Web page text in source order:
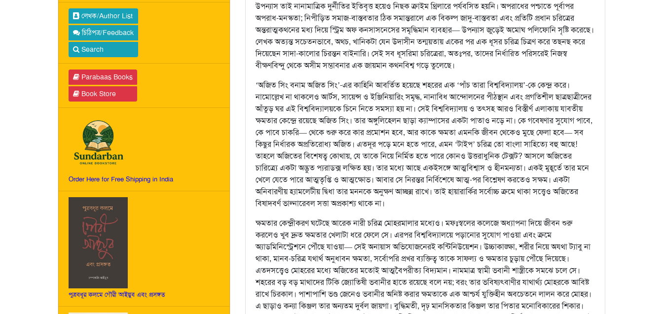
লেখক/Author List
চিঠিপত্র/Feedback
Search
Parabaas Books
Book Store
Order Here for Free Shipping in India
পুত্রবধূর কলমে গৌরী আইয়ুব এবং প্রসঙ্গত
উপন্যাস তাই নানামাত্রিক দুর্নীতির ইতিবৃত্ত হয়েও নিছক ক্রাইম থ্রিলারে পর্যবসিত হয়নি। অপরাধের পশ্চাতে পূর্বাপর
অপরাধ-মনস্কতা; নিপীড়িত সমাজ-বাস্তবতার ঠিক সমান্তরালে এক বিকল্প জাদু-বাস্তবতা এবং প্রতিটি প্রধান চরিত্রের
অন্তরাত্মকথনের মধ্য দিয়ে স্ট্রিম অফ কনসাসনেসের সমৃদ্ধিমান ব্যবহার— উপন্যাস জুড়েই অমোঘ পলিফোনি সৃষ্টি করেছে।
লেখক অত্যন্ত সচেতনভাবে, অথচ, খানিকটা যেন উদাসীন তন্ময়তায় একের পর এক ধূসর চরিত্র চিত্রণ করে তছনছ করে
দিয়েছেন সাদা-কালোর চিরন্তন বাইনারি। সেই সব ধূসরিমা চরিত্রেরা, অতঃপর, তাদের নির্ধারিত পরিসরেই নিজস্ব
বীক্ষণবিন্দু থেকে অসীম সম্ভাবনার এক জায়মান কথনবিশ্ব গড়ে তুলেছে।
‘অজিত সিং বনাম অজিত সিং’-এর কাহিনি আবর্তিত হয়েছে শহরের এক ‘পাঁচ তারা বিশ্ববিদ্যালয়’-কে কেন্দ্র করে।
নামোল্লেখ না থাকলেও আর্টস, সায়েন্স ও ইঞ্জিনিয়ারিং সমৃদ্ধ, নানাবিধ আন্দোলনের পীঠস্থান এবং প্রগতিশীল ছাত্রছাত্রীদের
আঁতুড় ঘর এই বিশ্ববিদ্যালয়কে চিনে নিতে সমস্যা হয় না। সেই বিশ্ববিদ্যালয় ও তৎসহ আরও বিস্তীর্ণ এলাকায় যাবতীয়
ক্ষমতার কেন্দ্রে রয়েছে অজিত সিং। তার অঙ্গুলিহেলন ছাড়া ক্যাম্পাসের একটা পাতাও নড়ে না। কে গবেষণার সুযোগ পাবে,
কে পাবে চাকরি— থেকে শুরু করে কার প্রমোশন হবে, আর কাকে ক্ষমতা এমনকি জীবন থেকেও মুছে ফেলা হবে— সব
কিছুর নির্ধারক অপ্রতিরোধ্য অজিত। এতদূর পড়ে মনে হতে পারে, এমন ‘টাইপ’ চরিত্র তো বাংলা সাহিত্যে বহু আছে!
তাহলে অজিতের বিশেষত্ব কোথায়, যে তাকে নিয়ে নির্মিত হতে পারে কোনও উত্তরাধুনিক টেক্সট? আসলে অজিতের
চারিত্র্যে একটা অদ্ভুত প্যরাডক্স লক্ষিত হয়। তার মধ্যে আছে একইসঙ্গে আত্মবিশ্বাস ও হীনমন্যতা। একই মুহূর্তে তার মনে
খেলে যেতে পারে আত্মতৃপ্তি ও আত্মক্ষোভ। আবার সে নিরন্তর নির্বিশেষে আত্ম-পর বিশ্লেষণ করতেও সক্ষম। একটা
অনিবারণীয় হ্যামলেটীয় দ্বিধা তার মননকে অনুক্ষণ আচ্ছন্ন রাখে। তাই হায়ারার্কির সর্বোচ্চ ক্রমে থাকা সত্ত্বেও অজিতের
বিষাদবর্ণ ভাল্নারেবল সত্তা অপ্রকাশ্য থাকে না।
ক্ষমতার কেন্দ্রীকরণ ঘটেছে আরেক নারী চরিত্র মোহরমালার মধ্যেও। মফঃস্বলের কলেজে অধ্যাপনা দিয়ে জীবন শুরু
করলেও খুব দ্রুত ক্ষমতার খেলাটা ধরে ফেলে সে। এরপর বিশ্ববিদ্যালয়ে পড়ানোর সুযোগ পাওয়া এবং ক্রমে
অ্যাডমিনিস্ট্রেশনে পৌঁছে যাওয়া— সেই অনায়াস অভিযোজনেরই কন্টিনিউয়েশন। উচ্চাকাঙ্ক্ষা, শরীর নিয়ে অযথা ট্যাবু না
থাকা, মানব-চরিত্র যথার্থ অনুধাবন ক্ষমতা, সর্বোপরি প্রখর ব্যক্তিত্ব তাকে সাফল্য ও ক্ষমতার চুড়ায় পৌঁছে দিয়েছে।
এতদসত্ত্বেও মোহরের মধ্যে অজিতের মতোই আত্মবৈপরীত্য বিদ্যমান। নামমাত্র স্বামী ভবানী শাস্ত্রীকে সমঝে চলে সে।
শহরের বড় বড় মাথাদের টিকি জ্যোতিষী ভবানীর হাতে রয়েছে বলে নয়; বরং তার ভবিষ্যৎবাণীর যাথার্থ্য মোহরকে আবিষ্ট
রাখে চিরকাল। পাশাপাশি ভণ্ড জেনেও ভবানীর অনিষ্ট করার ক্ষমতাকে এক আশ্চর্য যুক্তিহীন অবচেতনে লালন করে মোহর।
এ ছাড়াও কন্যা কিঞ্জল তার অন্যতম দুর্বল জায়গা। বুদ্ধিমতী, দৃঢ় মানসিকতার কিঞ্জল তার পিতার মনোবিকারের শিকার।